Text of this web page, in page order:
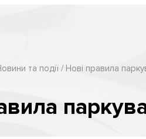
та події Нові правила